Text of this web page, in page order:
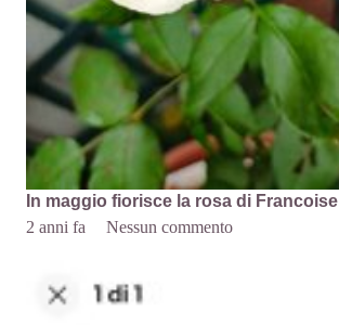
In maggio fiorisce la rosa di Francoise
2 anni fa
Nessun commento